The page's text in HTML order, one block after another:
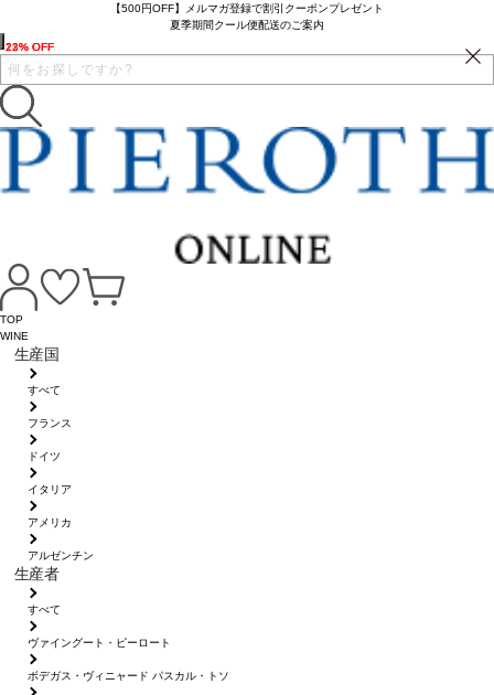
【500円OFF】メルマガ登録で割引クーポンプレゼント
夏季期間クール便配送のご案内
TOP
WINE
生産国
すべて
フランス
ドイツ
イタリア
アメリカ
アルゼンチン
生産者
すべて
ヴァイングート・ピーロート
ボデガス・ヴィニャード パスカル・トソ
23% OFF
21% OFF
12% OFF